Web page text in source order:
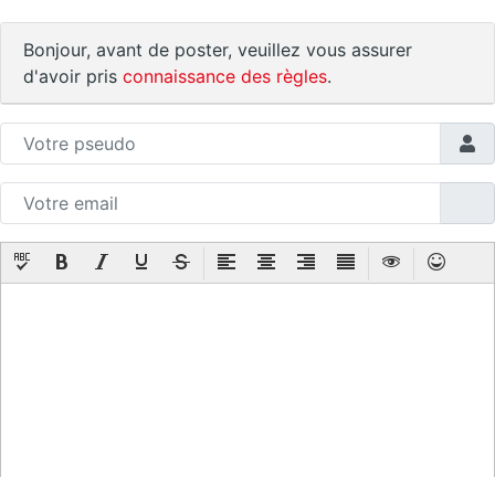
Bonjour, avant de poster, veuillez vous assurer
d'avoir pris connaissance des règles.